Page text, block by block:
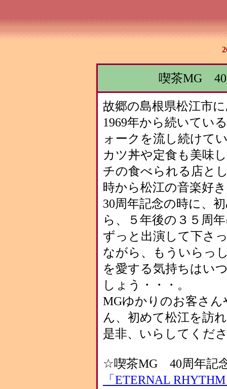
喫茶MG 40
故郷の島根県松江市
1969年から続いてい
ォークを流し続けて
カツ丼や定食も美味
チの食べられる店と
時から松江の音楽好
30周年記念の時に、
ら、５年後の３５周
ずっと出演して下さ
ながら、もういらっ
を愛する気持ちはい
しょう・・・。
MGゆかりのお客さ
ん、初めて松江を訪
是非、いらしてくだ
☆喫茶MG 40周年記
「ETERNAL